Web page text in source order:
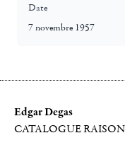
Date
7 novembre 1957
Edgar Degas
CATALOGUE